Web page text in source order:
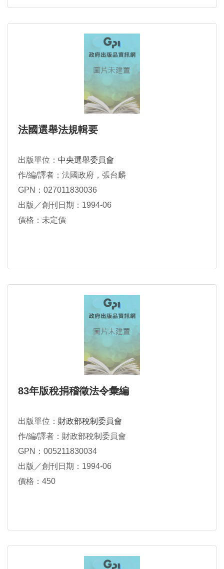
法國選舉法規輯要
出版單位： 中央選舉委員會
作/編/譯者：法國政府，張台麟
GPN：027011830036
出版／創刊日期：1994-06
價格：未定價
83年版稅捐稽徵法令彙編
出版單位： 財政部稅制委員會
作/編/譯者：財政部稅制委員會
GPN：005211830034
出版／創刊日期：1994-06
價格：450